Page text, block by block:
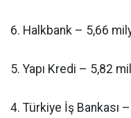
6. Halkbank – 5,66
5. Yapı Kredi – 5,82
4. Türkiye İş Bankası